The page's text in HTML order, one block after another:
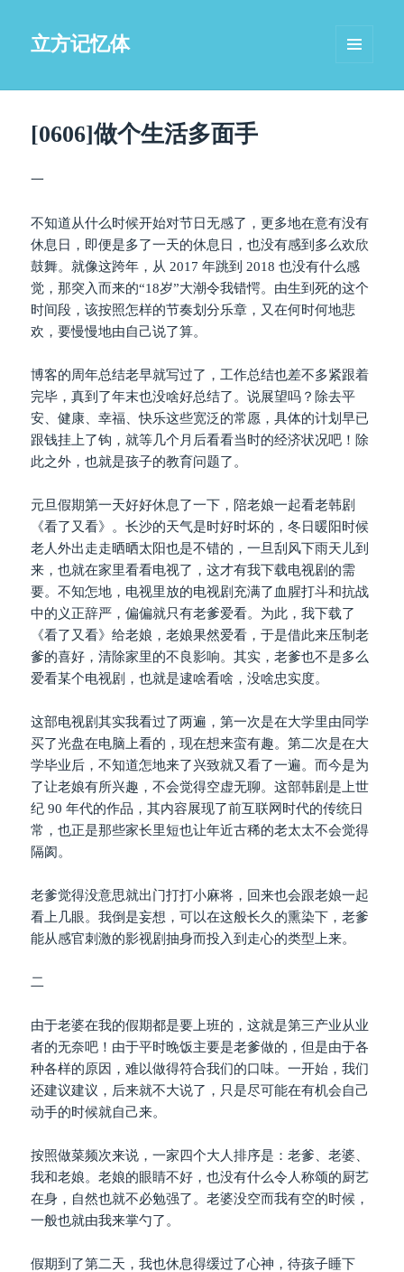
立方记忆体
[0606]做个生活多面手
一
不知道从什么时候开始对节日无感了，更多地在意有没有
休息日，即便是多了一天的休息日，也没有感到多么欢欣
鼓舞。就像这跨年，从 2017 年跳到 2018 也没有什么感
觉，那突入而来的“18岁”大潮令我错愕。由生到死的这个
时间段，该按照怎样的节奏划分乐章，又在何时何地悲
欢，要慢慢地由自己说了算。
博客的周年总结老早就写过了，工作总结也差不多紧跟着
完毕，真到了年末也没啥好总结了。说展望吗？除去平
安、健康、幸福、快乐这些宽泛的常愿，具体的计划早已
跟钱挂上了钩，就等几个月后看看当时的经济状况吧！除
此之外，也就是孩子的教育问题了。
元旦假期第一天好好休息了一下，陪老娘一起看老韩剧
《看了又看》。长沙的天气是时好时坏的，冬日暖阳时候
老人外出走走晒晒太阳也是不错的，一旦刮风下雨天儿到
来，也就在家里看看电视了，这才有我下载电视剧的需
要。不知怎地，电视里放的电视剧充满了血腥打斗和抗战
中的义正辞严，偏偏就只有老爹爱看。为此，我下载了
《看了又看》给老娘，老娘果然爱看，于是借此来压制老
爹的喜好，清除家里的不良影响。其实，老爹也不是多么
爱看某个电视剧，也就是逮啥看啥，没啥忠实度。
这部电视剧其实我看过了两遍，第一次是在大学里由同学
买了光盘在电脑上看的，现在想来蛮有趣。第二次是在大
学毕业后，不知道怎地来了兴致就又看了一遍。而今是为
了让老娘有所兴趣，不会觉得空虚无聊。这部韩剧是上世
纪 90 年代的作品，其内容展现了前互联网时代的传统日
常，也正是那些家长里短也让年近古稀的老太太不会觉得
隔阂。
老爹觉得没意思就出门打打小麻将，回来也会跟老娘一起
看上几眼。我倒是妄想，可以在这般长久的熏染下，老爹
能从感官刺激的影视剧抽身而投入到走心的类型上来。
二
由于老婆在我的假期都是要上班的，这就是第三产业从业
者的无奈吧！由于平时晚饭主要是老爹做的，但是由于各
种各样的原因，难以做得符合我们的口味。一开始，我们
还建议建议，后来就不大说了，只是尽可能在有机会自己
动手的时候就自己来。
按照做菜频次来说，一家四个大人排序是：老爹、老婆、
我和老娘。老娘的眼睛不好，也没有什么令人称颂的厨艺
在身，自然也就不必勉强了。老婆没空而我有空的时候，
一般也就由我来掌勺了。
假期到了第二天，我也休息得缓过了心神，待孩子睡下